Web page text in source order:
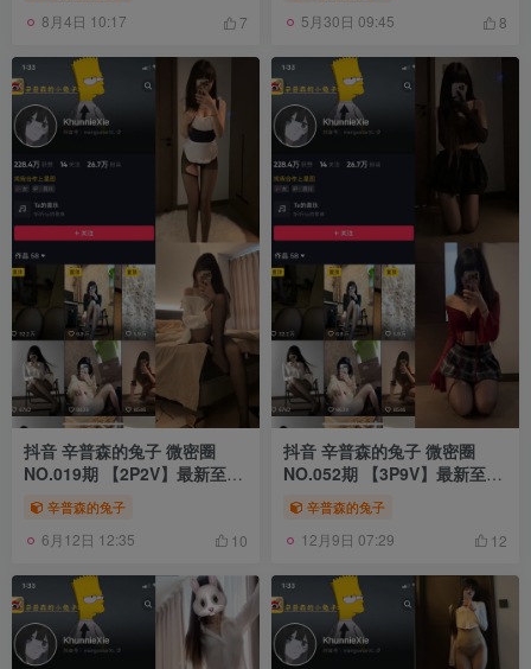
8月4日 10:17 7 5月30日 09:45 8
抖音 辛普森的兔子 微密圈
NO.019期 【2P2V】最新至：
2023.6.23
辛普森的兔子
6月12日 12:35 10
抖音 辛普森的兔子 微密圈
NO.052期 【3P9V】最新至
2024.4.10
辛普森的兔子
12月9日 07:29 12